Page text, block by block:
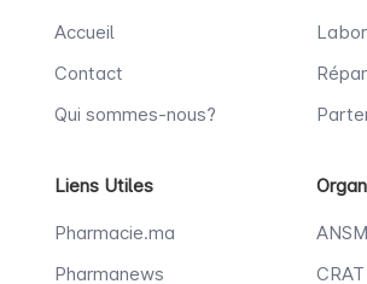
Accueil
Contact
Qui sommes-nous?
Liens Utiles
Pharmacie.ma
Pharmanews
ANSM
CRAT